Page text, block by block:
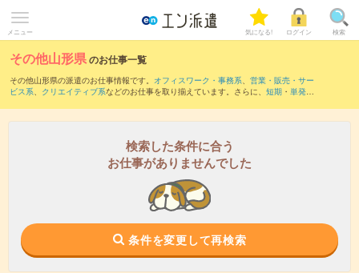
メニュー 気になる! ログイン 検索
その他山形県のお仕事一覧
その他山形県の派遣のお仕事情報です。 オフィスワーク・事務系、 営業・販売・サー
ビス系、 クリエイティブ系などのお仕事を取り揃えています。さらに、 短期 ・ 単発な
検索した条件に合う
お仕事がありませんでした
条件を変更して再検索